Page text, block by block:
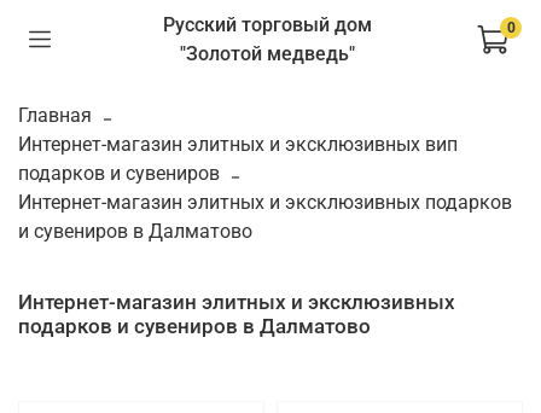
Русский торговый дом
"Золотой медведь"
0
Главная
Интернет-магазин элитных и эксклюзивных вип
подарков и сувениров
Интернет-магазин элитных и эксклюзивных подарков
и сувениров в Далматово
Интернет-магазин элитных и эксклюзивных
подарков и сувениров в Далматово